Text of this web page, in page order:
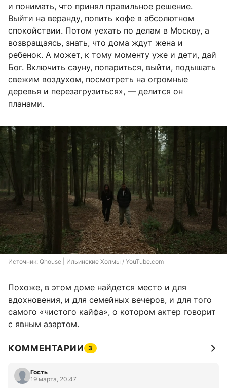
и понимать, что принял правильное решение.
Выйти на веранду, попить кофе в абсолютном
спокойствии. Потом уехать по делам в Москву, а
возвращаясь, знать, что дома ждут жена и
ребенок. А может, к тому моменту уже и дети, дай
Бог. Включить сауну, попариться, выйти, подышать
свежим воздухом, посмотреть на огромные
деревья и перезагрузиться», — делится он
планами.
Источник: Qhouse | Ильинские Холмы / YouTube.com
Похоже, в этом доме найдется место и для
вдохновения, и для семейных вечеров, и для того
самого «чистого кайфа», о котором актер говорит
с явным азартом.
КОММЕНТАРИИ 3
Гость
19 марта, 20:47